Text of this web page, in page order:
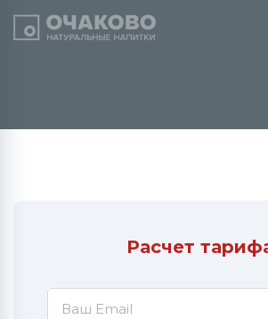
Расчет
Ваш Email